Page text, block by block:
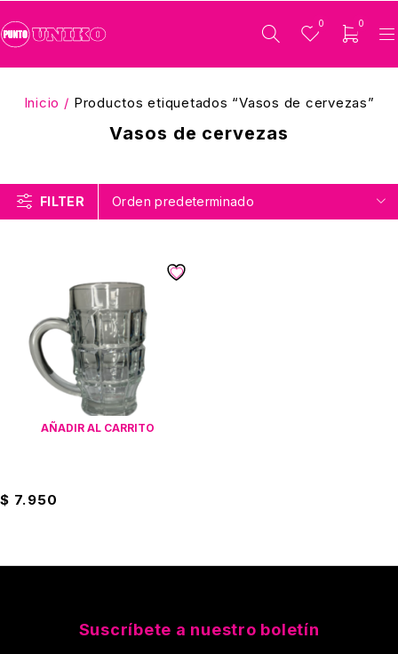
0 0
Vasos de cervezas
Inicio / Productos etiquetados “Vasos de cervezas”
FILTER Orden predeterminado
AÑADIR AL CARRITO
$ 7.950
Suscríbete a nuestro boletín